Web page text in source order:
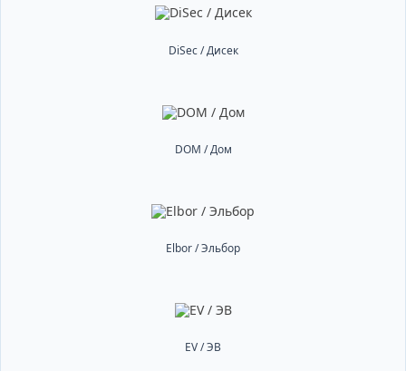
DiSec / Дисек
DOM / Дом
Elbor / Эльбор
EV / ЭВ